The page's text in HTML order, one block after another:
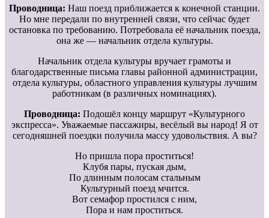
Проводница: Наш поезд приближается к конечной станции.
Но мне передали по внутренней связи, что сейчас будет
остановка по требованию. Потребовала её начальник поезда,
она же — начальник отдела культуры.
Начальник отдела культуры вручает грамоты и
благодарственные письма главы районной администрации,
отдела культуры, областного управления культуры лучшим
работникам (в различных номинациях).
Проводница: Подошёл концу маршрут «Культурного
экспресса». Уважаемые пассажиры, весёлый вы народ! Я от
сегодняшней поездки получила массу удовольствия. А вы?
Но пришла пора проститься!
Клубя пары, пуская дым,
По длинным полосам стальным
Культурный поезд мчится.
Вот семафор простился с ним,
Пора и нам проститься.